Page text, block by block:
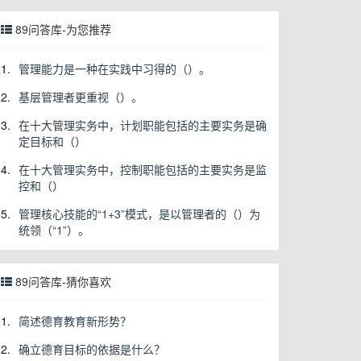
89问答库-为您推荐
1. 管理能力是一种在实践中习得的（）。
2. 基层管理者更重视（）。
3. 在十大管理实务中，计划职能包括的主要实务是确
定目标和（）
4. 在十大管理实务中，控制职能包括的主要实务是监
控和（）
5. 管理核心技能的“1+3”模式，是以管理者的（）为
统领（“1”）。
89问答库-猜你喜欢
1. 简述德育教育新形势？
2. 确立德育目标的依据是什么？